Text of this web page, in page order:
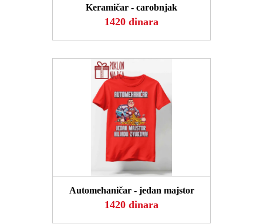
Keramičar - carobnjak
1420 dinara
POGLEDAJ
Automehaničar - jedan majstor
1420 dinara